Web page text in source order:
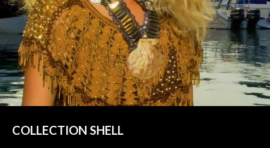
COLLECTION SHELL